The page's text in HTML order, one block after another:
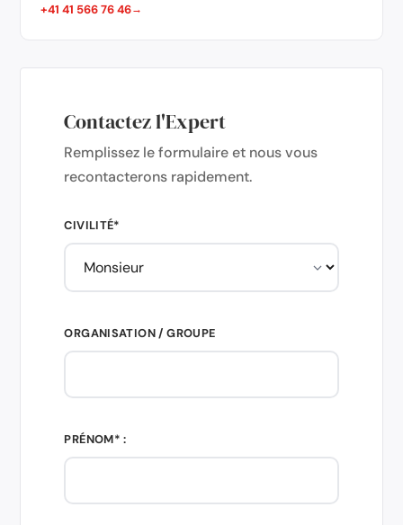
+41 41 566 76 46
Contactez l'Expert
Remplissez le formulaire et nous vous
recontacterons rapidement.
CIVILITÉ*
ORGANISATION / GROUPE
PRÉNOM* :